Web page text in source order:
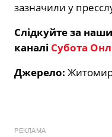
зазначили у
Слідкуйте за
каналі Субота
Джерело:
РЕКЛАМА